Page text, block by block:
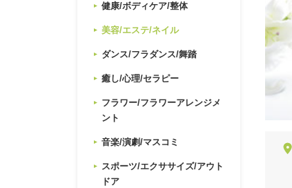
健康/ボディケア/整体
美容/エステ/ネイル
ダンス/フラダンス/舞踏
癒し/心理/セラピー
フラワー/フラワーアレンジメ
ント
音楽/演劇/マスコミ
スポーツ/エクササイズ/アウト
ドア